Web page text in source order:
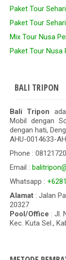
Paket Tour
Paket Tour
Mix Tour Nusa
Paket Tour Nusa
BALI TRIPON
Bali Tripon
Mobil dengan
dengan hati,
AHU-0014633-
Phone :
Email :
Whatsapp :
Alamat : Jalan
20327
Pool/Office : Jl.
Kec. Kuta Sel.,